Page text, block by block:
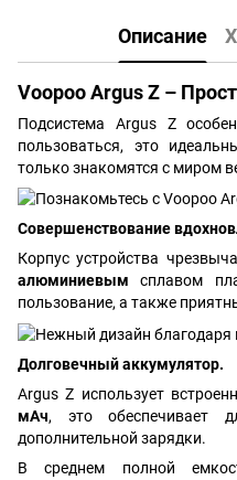
Описание
Voopoo Argus Z –
Подсистема Argus Z
пользоваться, это
только знакомятся с миром
Совершенствование
Корпус устройства
алюминиевымсплавом
пользование, а также
Долговечный аккумулятор.
Argus Z использует
мАч, это обеспечивает
дополнительной зарядки.
В среднем полной